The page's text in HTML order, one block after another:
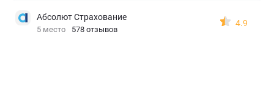
Абсолют Страхование
5 место 578 отзывов
4.9